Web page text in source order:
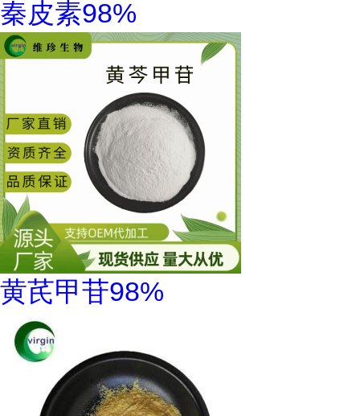
秦皮素98%
黄芪甲苷98%